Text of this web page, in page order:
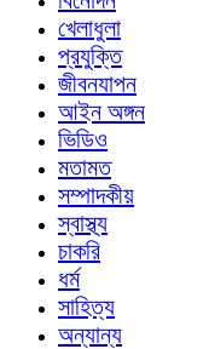
খেলাধুলা
প্রযুক্তি
জীবনযাপন
আইন অঙ্গন
ভিডিও
মতামত
সম্পাদকীয়
স্বাস্থ্য
চাকরি
ধর্ম
সাহিত্য
অন্যান্য